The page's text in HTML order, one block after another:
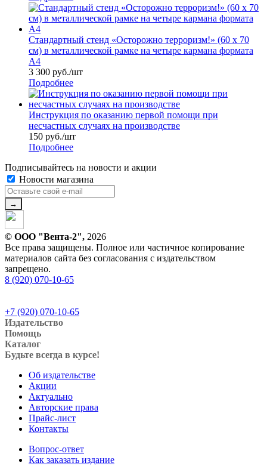
Стандартный стенд «Осторожно терроризм!» (60 х 70
см) в металлической рамке на четыре кармана формата
А4
3 300 руб./шт
Подробнее
Инструкция по оказанию первой помощи при
несчастных случаях на производстве
150 руб./шт
Подробнее
Подписывайтесь на новости и акции
Новости магазина
© ООО "Вента-2", 2026
Все права защищены. Полное или частичное копирование
материалов сайта без согласования с издательством
запрещено.
8 (920) 070-10-65
+7 (920) 070-10-65
Издательство
Помощь
Каталог
Будьте всегда в курсе!
Об издательстве
Акции
Актуально
Авторские права
Прайс-лист
Контакты
Вопрос-ответ
Как заказать издание